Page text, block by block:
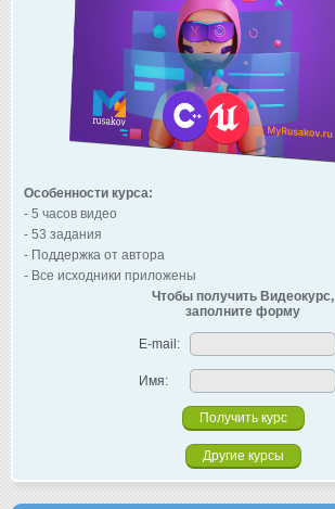
Особенности курса:
- 5 часов видео
- 53 задания
- Поддержка от автора
- Все исходники приложены
Чтобы получить Видеокурс,
заполните форму
E-mail:
Имя:
Другие курсы